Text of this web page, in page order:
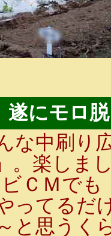
にモロ
な中刷り
。楽しま
ＣＭで
ってるだ
と思うく